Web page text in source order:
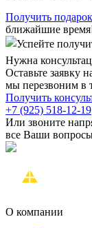
Получить подарок
ближайшие
Нужна
Оставьте заявку
мы перезвоним в
Получить
+7 (925) 518-12-19
Или звоните
все Ваши
О компании